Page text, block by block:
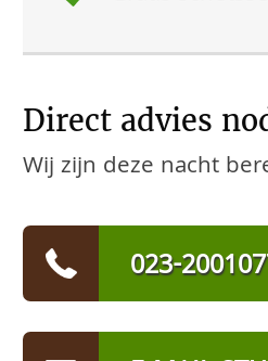
Direct advies
Wij zijn deze nacht
023-